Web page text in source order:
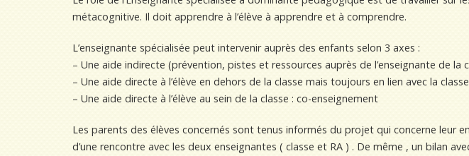
métacognitive. Il doit apprendre à l’élève à apprendre et à comprendre.
L’enseignante spécialisée peut intervenir auprès des enfants selon 3 axes :
– Une aide indirecte (prévention, pistes et ressources auprès de l’enseignante de la
– Une aide directe à l’élève en dehors de la classe mais toujours en lien avec la
– Une aide directe à l’élève au sein de la classe : co-enseignement
Les parents des élèves concernés sont tenus informés du projet qui concerne leur
d’une rencontre avec les deux enseignantes ( classe et RA ) . De même , un bilan